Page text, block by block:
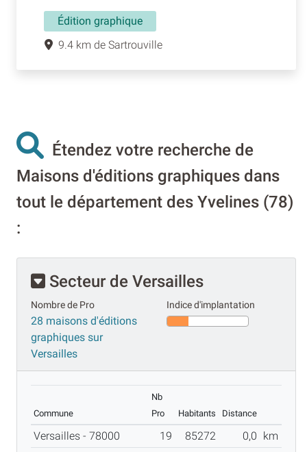
Édition graphique
9.4 km de Sartrouville
Étendez votre recherche de
Maisons d'éditions graphiques dans
tout le département des Yvelines (78)
:
Secteur de Versailles
Nombre de Pro
28 maisons d'éditions
graphiques sur
Versailles
Indice d'implantation
Commune
Nb
Pro
Habitants Distance
Versailles - 78000 19 85272 0,0 km